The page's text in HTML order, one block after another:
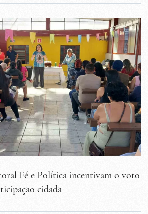
Fé e Política incentivam o voto
cidadã